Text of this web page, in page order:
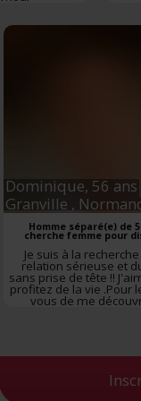
à la
Dominique, 56 ans
Granville ,
Homme séparé(e) de
cherche femme pour
Je suis à la
relation sérieuse et
sans prise de tête !!
profitez de la vie .Pour
vous de me